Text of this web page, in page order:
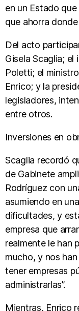
en un Estado
que ahorra donde
Del acto
Gisela Scaglia; el
Poletti; el
Enrico; y la
legisladores,
entre otros.
Inversiones en
Scaglia recordó
de Gabinete
Rodríguez con
asumiendo en
dificultades, y
empresa que
realmente le han
mucho, y nos
tener empresas
administrarlas”.
Mientras, Enrico